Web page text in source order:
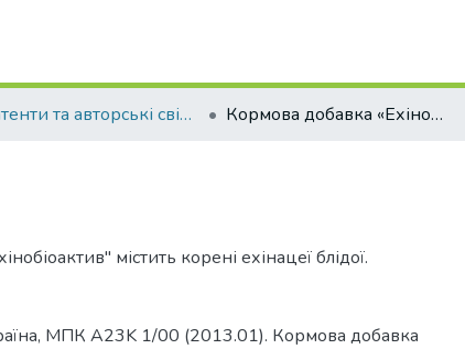
Патенти та авторські свідоцтва. Навчально-науковий інститут агротехнологій, селекції та екології Кормова добавка «Ехінобіоактив»
містить корені ехінацеї блідої.
МПК А23K 1/00 (2013.01). Кормова добавка